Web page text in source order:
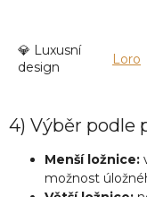
💎 Luxusní
design
Loro
4) Výběr podle
Menší ložnice:
možnost